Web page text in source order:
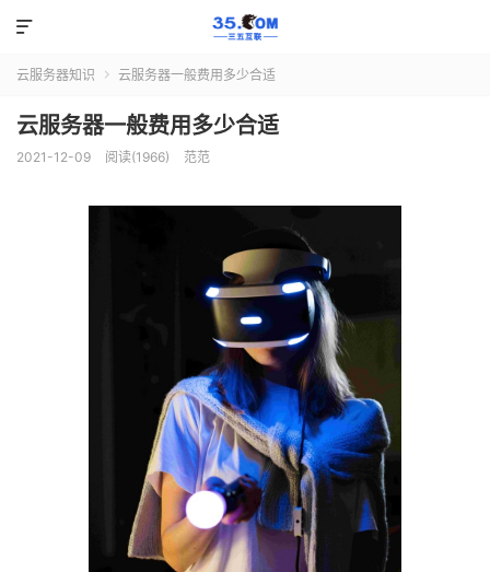

云服务器知识  云服务器一般费用多少合适
云服务器一般费用多少合适
2021-12-09 阅读(1966) 范范